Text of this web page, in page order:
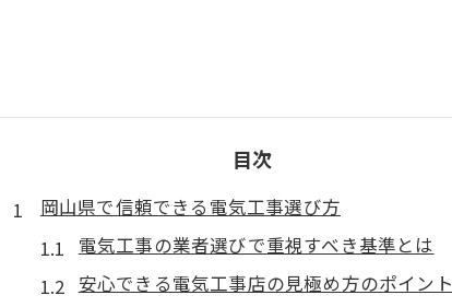
目次
岡山県で信頼できる電気工事選び方
電気工事の業者選びで重視すべき基準とは
安心できる電気工事店の見極め方のポイント